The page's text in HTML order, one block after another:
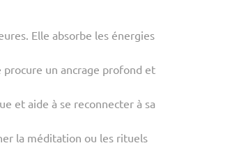
Elle absorbe les énergies
procure un ancrage profond et
et aide à se reconnecter à sa
la méditation ou les rituels